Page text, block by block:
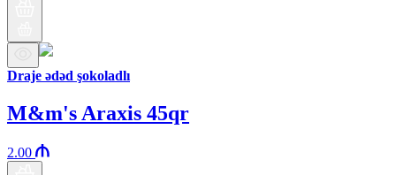
Draje ədəd şokoladlı
M&m's Araxis 45qr
2.00